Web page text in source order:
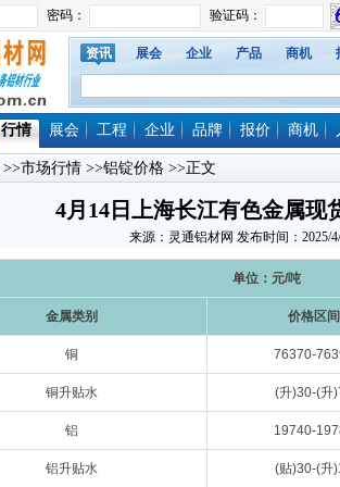
资讯 展会 企业 产品 商机
行情 展会 工程 企业 品牌 报价 商机
>>市场行情 >>铝锭价格 >>正文
4月14日上海长江有色金属现
来源：灵通铝材网 发布时间：2025/
单位：元/吨
金属类别 价格区间
铜 76370-
铜升贴水 (升)30-(升
铝 19740-
铝升贴水 (贴)30-(升